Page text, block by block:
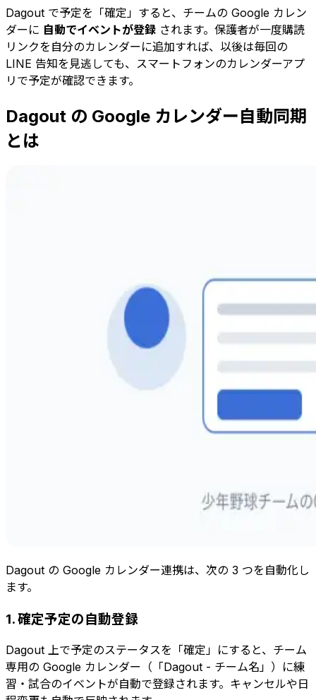
Dagout で予定を「確定」すると、チームの Google カレン
ダーに 自動でイベントが登録 されます。保護者が一度購読
リンクを自分のカレンダーに追加すれば、以後は毎回の
LINE 告知を見逃しても、スマートフォンのカレンダーアプ
リで予定が確認できます。
Dagout の Google カレンダー自動同期
とは
Dagout の Google カレンダー連携は、次の 3 つを自動化し
ます。
1. 確定予定の自動登録
Dagout 上で予定のステータスを「確定」にすると、チーム
専用の Google カレンダー（「Dagout - チーム名」）に練
習・試合のイベントが自動で登録されます。キャンセルや日